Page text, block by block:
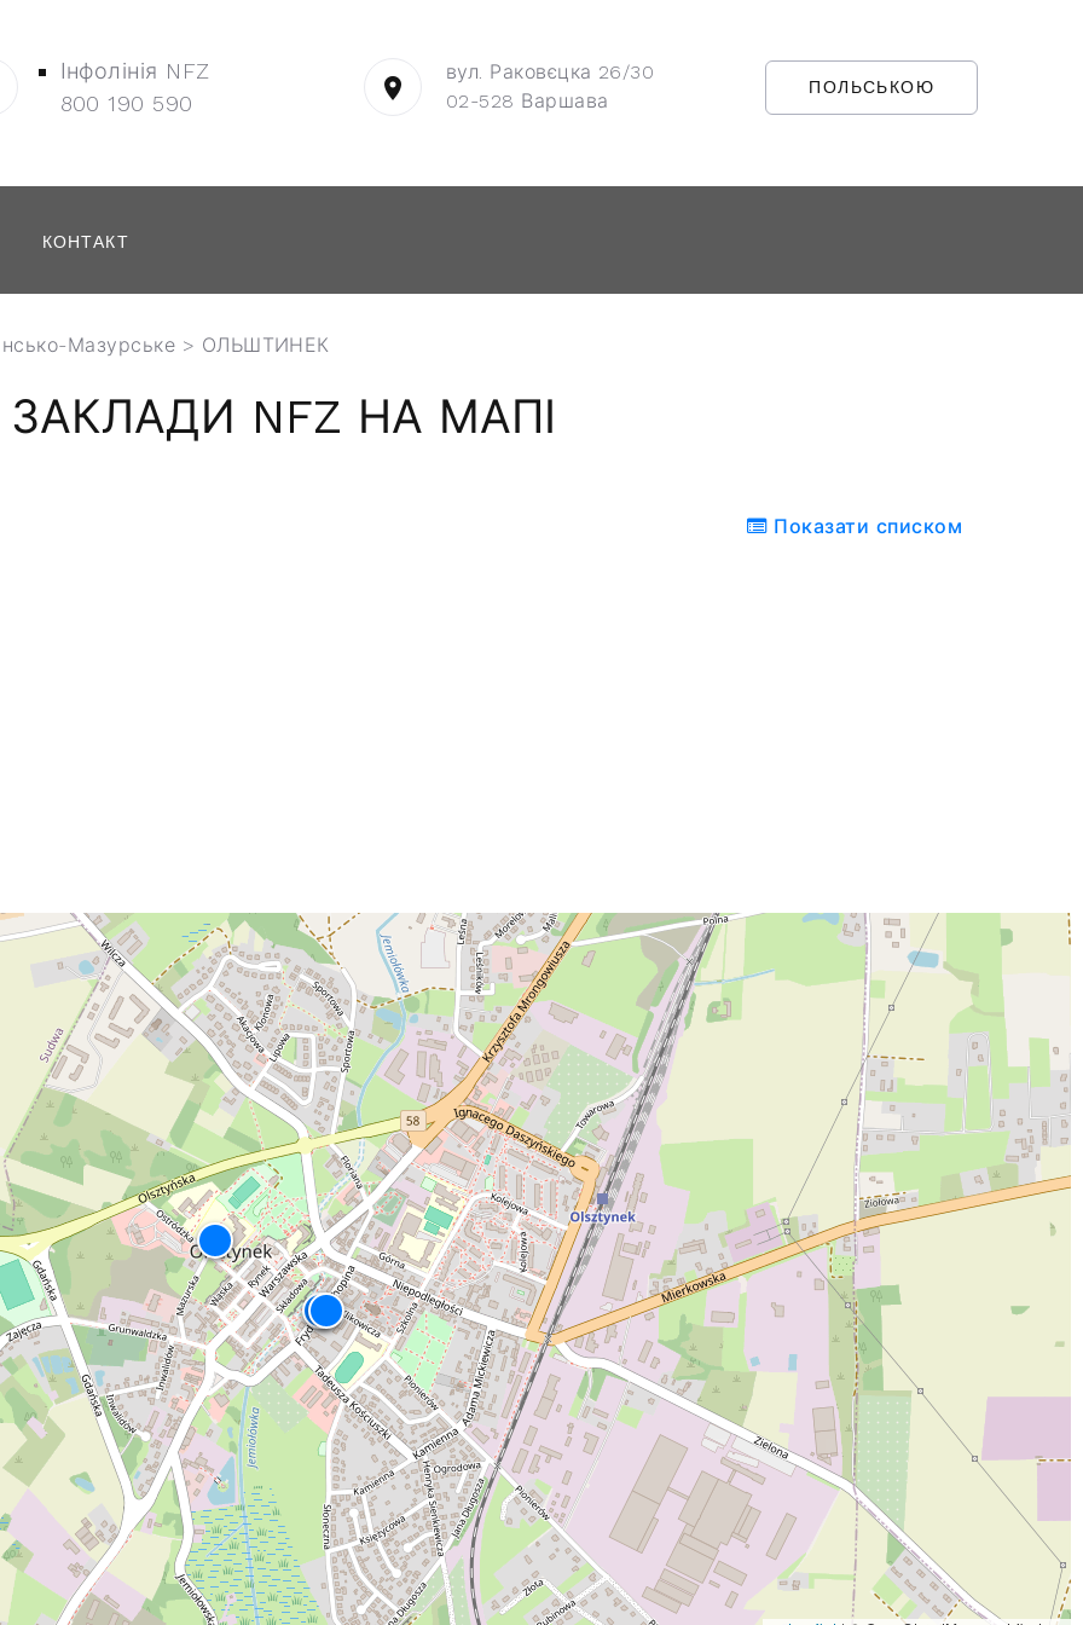
Інфолінія NFZ
800 190 590
вул. Раковєцка 26/30
02-528 Варшава
ПОЛЬСЬКОЮ
КОНТАКТ
Мазурське > ОЛЬШТИНЕК
NFZ НА МАПІ
Показати списком